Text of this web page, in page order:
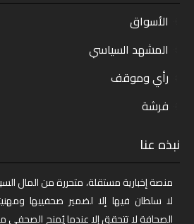
الأسواق
المشهد السياسي
رأي وموقف
فرشة
نبذه عنا
منصة إخبارية مستقلة، متحررة من المال
لا سلطان فيها إلا لضمير صحفييها
الصحافة لا تتحقق إلا عندما يُمنح